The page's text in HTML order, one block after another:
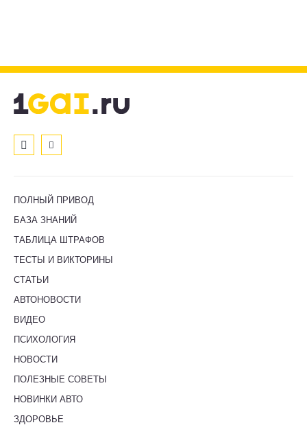
ПОЛНЫЙ ПРИВОД
БАЗА ЗНАНИЙ
ТАБЛИЦА ШТРАФОВ
ТЕСТЫ И ВИКТОРИНЫ
СТАТЬИ
АВТОНОВОСТИ
ВИДЕО
ПСИХОЛОГИЯ
НОВОСТИ
ПОЛЕЗНЫЕ СОВЕТЫ
НОВИНКИ АВТО
ЗДОРОВЬЕ